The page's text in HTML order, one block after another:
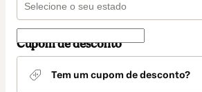
Cupom de desconto
Tem um cupom de desconto?